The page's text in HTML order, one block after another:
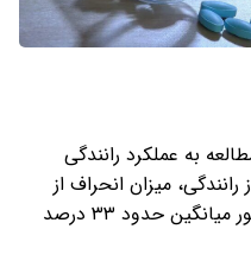
به عملکرد رانندگی
میزان انحراف از
مسیر پس از مصرف کوئتیاپین به‌طور میانگین حدود ۳۳ درصد